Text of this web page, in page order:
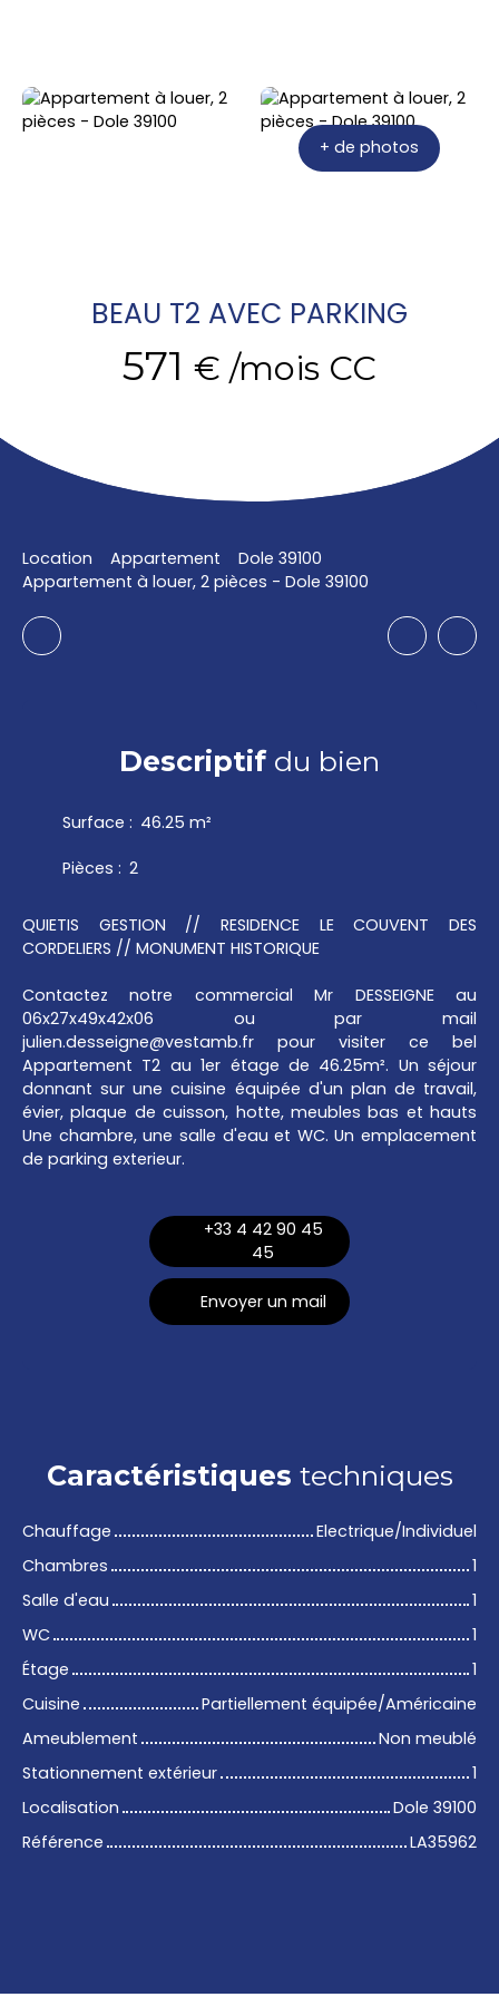
+ de photos
BEAU T2 AVEC PARKING
571 € /mois CC
Location Appartement
Dole 39100
Appartement à louer, 2 pièces - Dole 39100
Descriptifdu bien
Surface : 46.25 m²
Pièces : 2
QUIETIS GESTION // RESIDENCE LE COUVENT DES
CORDELIERS // MONUMENT HISTORIQUE
Contactez notre commercial Mr DESSEIGNE au
06x27x49x42x06 ou par mail
julien.desseigne@vestamb.fr pour visiter ce bel
Appartement T2 au 1er étage de 46.25m². Un séjour
donnant sur une cuisine équipée d'un plan de travail,
évier, plaque de cuisson, hotte, meubles bas et hauts
Une chambre, une salle d'eau et WC. Un emplacement
de parking exterieur.
+33 4 42 90 45
45
Envoyer un mail
Caractéristiques techniques
Chauffage
Electrique/Individuel
Chambres
1
Salle d'eau
1
WC
1
Étage
1
Cuisine
Partiellement équipée/Américaine
Ameublement
Non meublé
Stationnement extérieur
1
Localisation
Dole 39100
Référence
LA35962